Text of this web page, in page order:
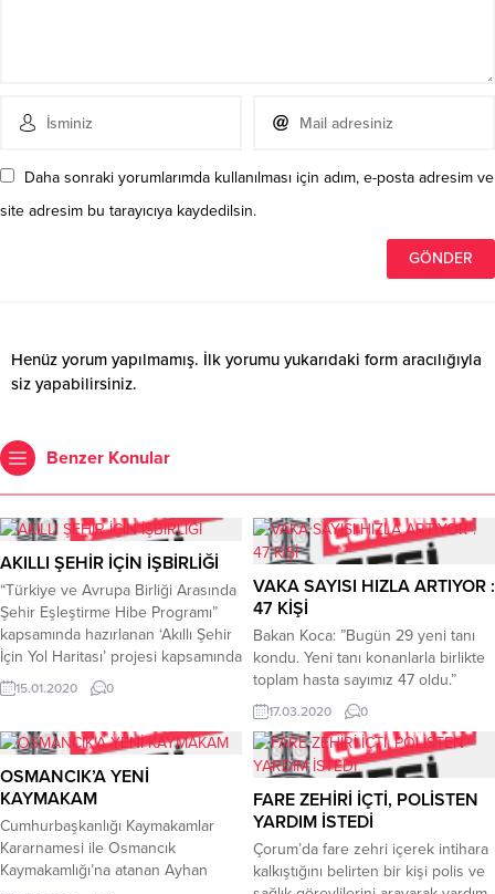
Daha sonraki yorumlarımda kullanılması için adım, e-posta adresim ve
site adresim bu tarayıcıya kaydedilsin.
Henüz yorum yapılmamış. İlk yorumu yukarıdaki form aracılığıyla
siz yapabilirsiniz.
Benzer Konular
AKILLI ŞEHİR İÇİN İŞBİRLİĞİ
“Türkiye ve Avrupa Birliği Arasında
Şehir Eşleştirme Hibe Programı”
kapsamında hazırlanan ‘Akıllı Şehir
İçin Yol Haritası’ projesi kapsamında
Çorum’a gelen Litvanya Ankara
Büyükelçisi Audrius Bruzga,
Kestutis Gusarovas ve Macaristan
Szarvas Belediye Başkanı Mihaly
Babak belediyeyi ziyaret etti.Akıllı
olduğunu belirten Çorum Belediye
Başkanı...
15.01.2020 0
VAKA SAYISI HIZLA ARTIYOR :
47 KİŞİ
Bakan Koca: ”Bugün 29 yeni tanı
kondu. Yeni tanı konanlarla birlikte
toplam hasta sayımız 47 oldu.”
17.03.2020 0
OSMANCIK’A YENİ
KAYMAKAM
Cumhurbaşkanlığı Kaymakamlar
Kararnamesi ile Osmancık
Kaymakamlığı’na atanan Ayhan
FARE ZEHİRİ İÇTİ, POLİSTEN
YARDIM İSTEDİ
Çorum’da fare zehri içerek intihara
kalkıştığını belirten bir kişi polis ve